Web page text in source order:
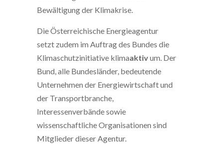
Bewältigung der Klimakrise.
Die Österreichische Energieagentur
setzt zudem im Auftrag des Bundes die
Klimaschutzinitiative klimaaktivum. Der
Bund, alle Bundesländer, bedeutende
Unternehmen der Energiewirtschaft und
der Transportbranche,
Interessenverbände sowie
wissenschaftliche Organisationen sind
Mitglieder dieser Agentur.